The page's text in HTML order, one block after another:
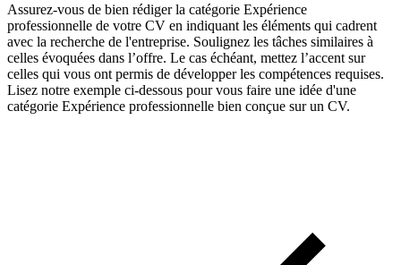
Assurez-vous de bien rédiger la catégorie Expérience
professionnelle de votre CV en indiquant les éléments qui cadrent
avec la recherche de l'entreprise. Soulignez les tâches similaires à
celles évoquées dans l’offre. Le cas échéant, mettez l’accent sur
celles qui vous ont permis de développer les compétences requises.
Lisez notre exemple ci-dessous pour vous faire une idée d'une
catégorie Expérience professionnelle bien conçue sur un CV.